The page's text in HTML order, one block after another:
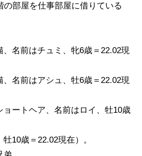
の部屋を仕事部屋に借りている
名前はチュミ、牝6歳＝22.02現
名前はアシュ、牡6歳＝22.02現
ートヘア、名前はロイ、牡10歳
10歳＝22.02現在）。